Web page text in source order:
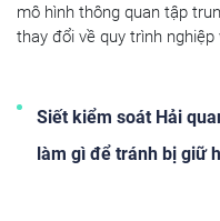
mô hình thông quan tập
thay đổi về quy trình
hay đại lý hải quan, cuộc
nghiệm xử lý hồ sơ hay
năng lực số hóa, tuân thủ
Siết kiểm soát Hải
làm gì để tránh bị giữ